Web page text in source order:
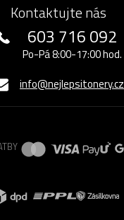
Kontaktujte nás
603 716 092
Po-Pá 8:00-17:00 hod.
info@nejlepsitonery.cz